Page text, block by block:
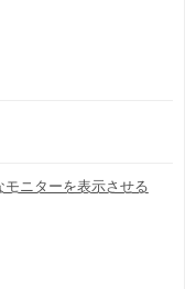
モニターを表示させる